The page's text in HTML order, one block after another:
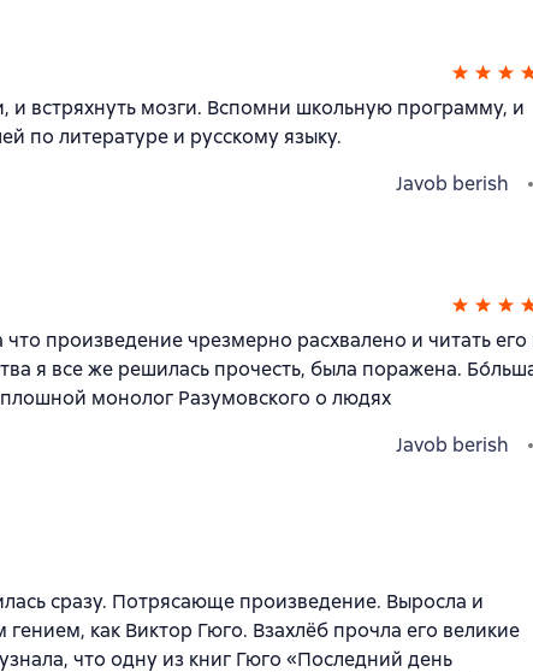
и встряхнуть мозги. Вспомни школьную программу, и
по литературе и русскому языку.
Javob berish
произведение чрезмерно расхвалено и читать его
я все же решилась прочесть, была поражена.
монолог Разумовского о людях
Javob berish
сразу. Потрясающе произведение. Выросла и
гением, как Виктор Гюго. Взахлёб прочла его великие
что одну из книг Гюго «Последний день